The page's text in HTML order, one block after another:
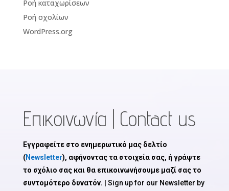
Ροή καταχωρίσεων
Ροή σχολίων
WordPress.org
Επικοινωνία | Contact us
Εγγραφείτε στο ενημερωτικό μας δελτίο
(Newsletter), αφήνοντας τα στοιχεία σας, ή γράψτε
το σχόλιο σας και θα επικοινωνήσουμε μαζί σας το
συντομότερο δυνατόν. | Sign up for our Newsletter by